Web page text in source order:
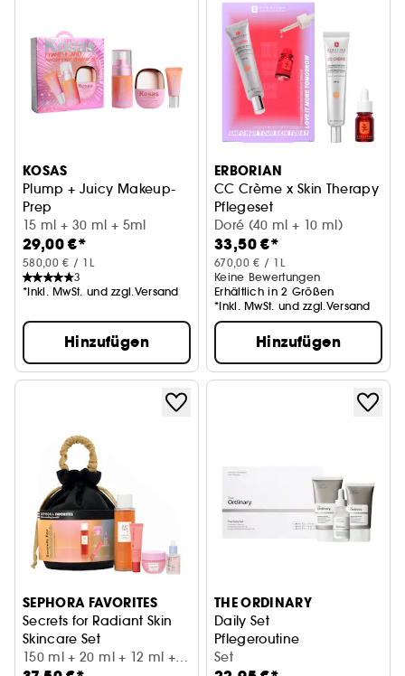
KOSAS
Plump + Juicy Makeup-
Prep
Skincare-Set
15 ml + 30 ml + 5ml
29,00 €*
580,00 € / 1L
3
*Inkl. MwSt. und zzgl.Versand
Hinzufügen
ERBORIAN
CC Crème x Skin Therapy
Pflegeset
Doré (40 ml + 10 ml)
33,50 €*
670,00 € / 1L
Keine Bewertungen
Erhältlich in 2 Größen
*Inkl. MwSt. und zzgl.Versand
Hinzufügen
SEPHORA FAVORITES
Secrets for Radiant Skin
Skincare Set
150 ml + 20 ml + 12 ml +
THE ORDINARY
Daily Set
Pflegeroutine
Set